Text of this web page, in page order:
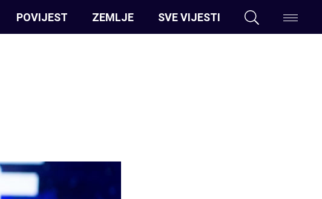
POVIJEST ZEMLJE SVE VIJESTI